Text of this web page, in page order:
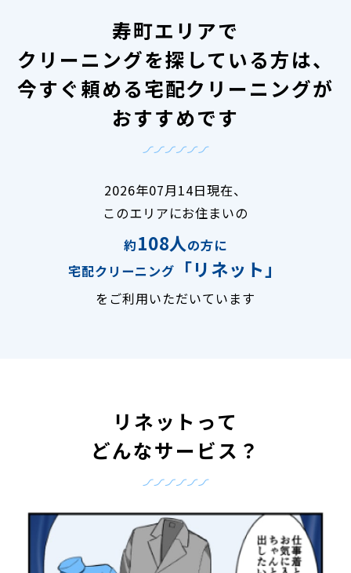
寿町エリアで
クリーニングを探している方は、
今すぐ頼める宅配クリーニングが
おすすめです
2026年07月14日現在、
このエリアにお住まいの
約108人の方に
宅配クリーニング
「リネット」
をご利用いただいています
リネットって
どんなサービス？